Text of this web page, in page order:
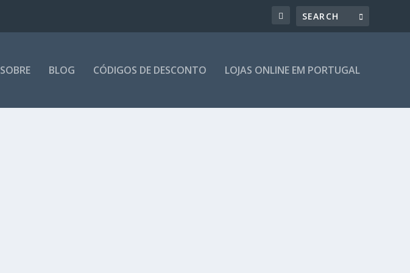
SOBRE BLOG CÓDIGOS DE DESCONTO LOJAS ONLINE EM PORTUGAL